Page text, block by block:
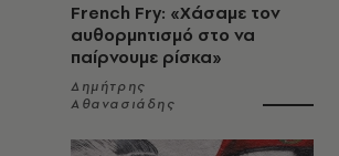
French Fry: «Χάσαμε τον
αυθορμητισμό στο να
παίρνουμε ρίσκα»
Δημήτρης
Αθανασιάδης